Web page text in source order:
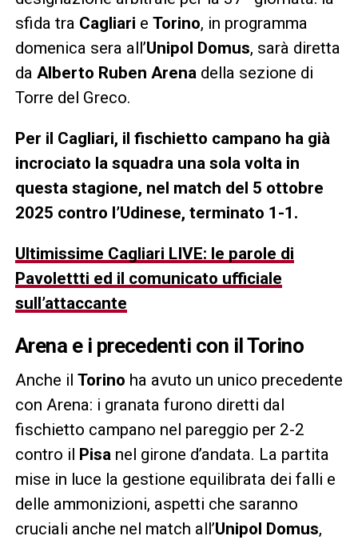
sfida tra Cagliari e Torino, in programma
domenica sera all’Unipol Domus, sarà diretta
da Alberto Ruben Arenadella sezione di
Torre del Greco.
Per il Cagliari, il fischietto campano ha già
incrociato la squadra una sola volta in
questa stagione, nel match del 5 ottobre
2025 contro l’Udinese, terminato 1-1.
Ultimissime Cagliari LIVE: le parole di
Pavolettti ed il comunicato ufficiale
sull’attaccante
Arena e i precedenti con il Torino
Anche il Torino ha avuto un unico precedente
con Arena: i granata furono diretti dal
fischietto campano nel pareggio per 2-2
contro il Pisanel girone d’andata. La partita
mise in luce la gestione equilibrata dei falli e
delle ammonizioni, aspetti che saranno
cruciali anche nel match all’Unipol Domus,